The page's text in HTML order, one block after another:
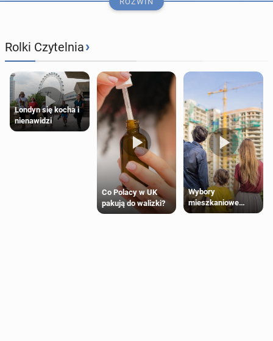
How the Polish Com­mu­ni­ty Spends Its Leisure
• Artykuł sponsorowany
Rolki Czytelnia›
Londyn się kocha i
nienawidzi
Co Polacy w UK
pakują do walizki?
Wybory
mieszkaniowe
Polaków 2025